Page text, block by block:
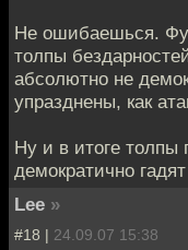
Не ошибаешься.
толпы
абсолютно не
упразднены, как
Ну и в итоге толпы
демократично
Lee »
#18 | 24.09.07 15:38